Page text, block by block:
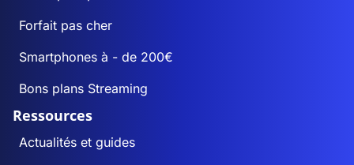
Forfait pas cher
Smartphones à - de 200€
Bons plans Streaming
Ressources
Actualités et guides